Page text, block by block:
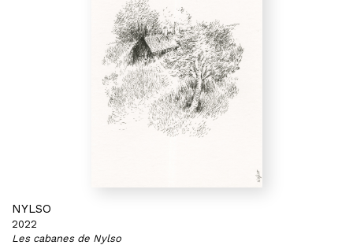
NYLSO
2022
Les cabanes de Nylso